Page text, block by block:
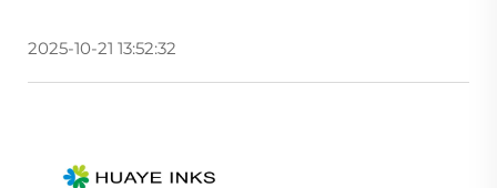
2025-10-21 13:52:32